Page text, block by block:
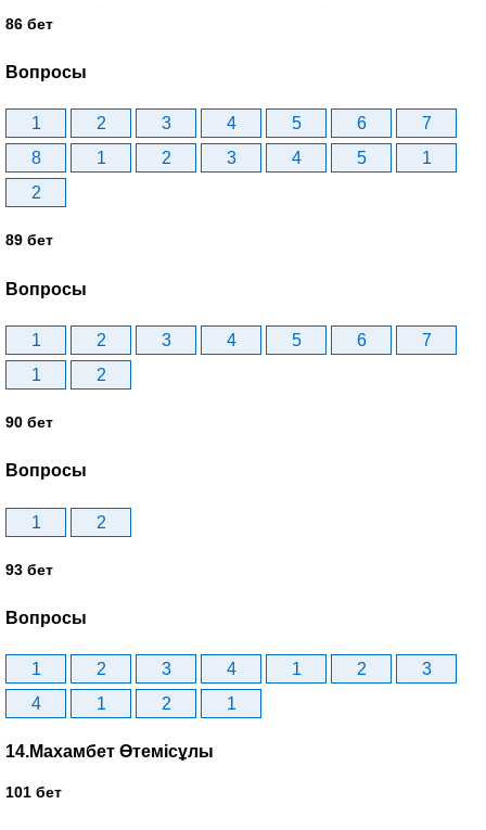
86 бет
Вопросы
1 2 3 4 5 6
7
8
1 2 3 4 5
1
2
89 бет
Вопросы
1 2 3 4 5 6
7
1
2
90 бет
Вопросы
1 2
93 бет
Вопросы
1 2 3 4 1 2
3
4
1 2 1
14.Махамбет Өтемісұлы
101 бет